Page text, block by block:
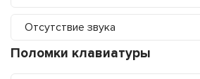
Отсутствие звука
Поломки клавиатуры